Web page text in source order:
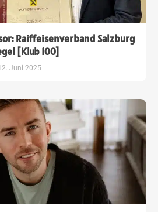
Raiffeisenverband Salzburg
[Klub 100]
Juni 2025